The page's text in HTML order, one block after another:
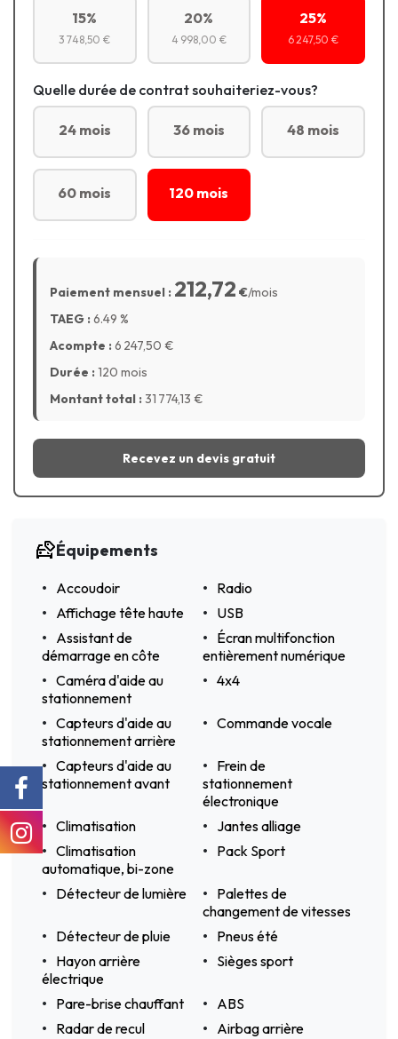
15%
3 748,50 €
20%
4 998,00 €
25%
6 247,50 €
Quelle durée de contrat souhaiteriez-vous?
24 mois 36 mois 48 mois
60 mois 120 mois
Paiement mensuel : 212,72 €/mois
TAEG :6.49 %
Acompte :6 247,50 €
Durée :120 mois
Montant total :31 774,13 €
Recevez un devis gratuit
Équipements
Accoudoir
Radio
Affichage tête haute
USB
Assistant de
démarrage en côte
Écran multifonction
entièrement numérique
Caméra d'aide au
stationnement
4x4
Capteurs d'aide au
stationnement arrière
Commande vocale
Capteurs d'aide au
stationnement avant
Frein de
stationnement
électronique
Climatisation
Jantes alliage
Climatisation
automatique, bi-zone
Pack Sport
Détecteur de lumière
Palettes de
changement de vitesses
Détecteur de pluie
Pneus été
Hayon arrière
électrique
Sièges sport
Pare-brise chauffant
ABS
Radar de recul
Airbag arrière